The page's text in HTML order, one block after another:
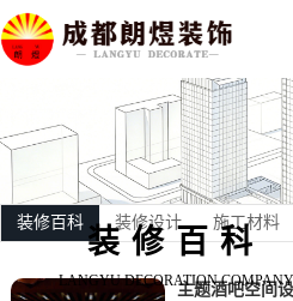
装修百科
LANGYU DECORATION COMPANY
装修百科 装修设计 施工材料
主题酒吧空间